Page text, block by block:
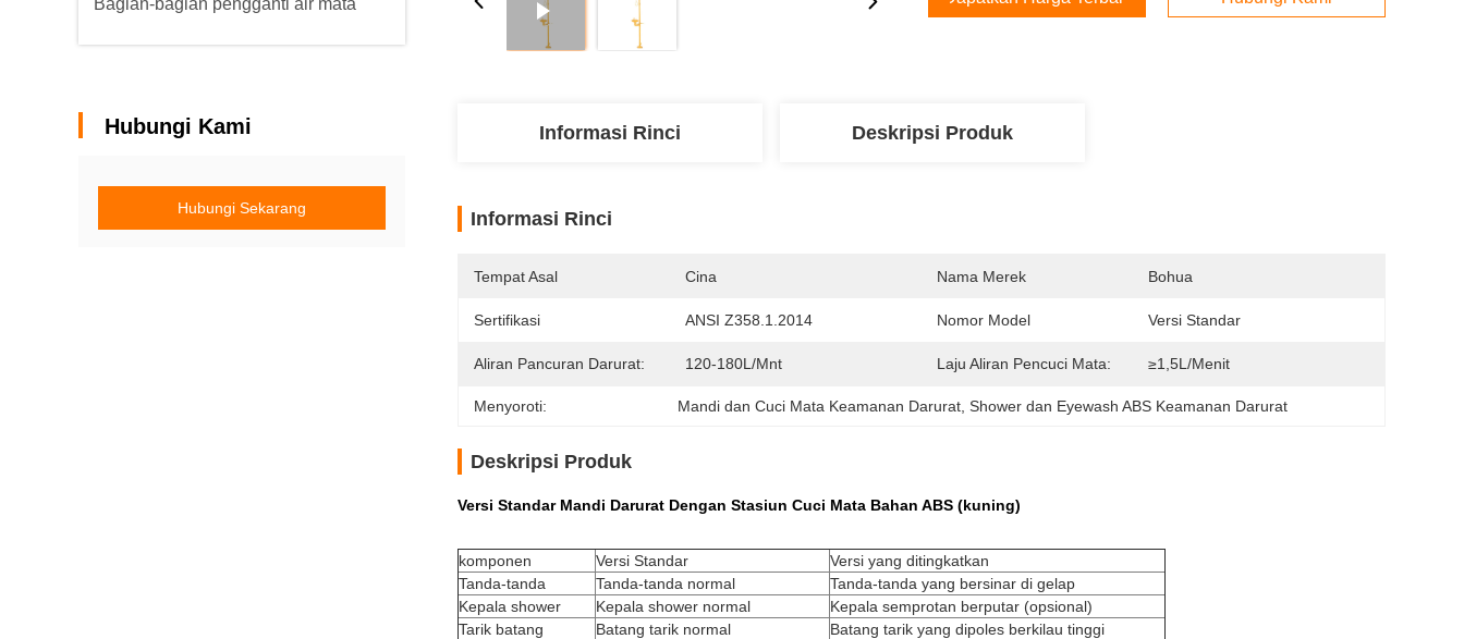
Bagian-bagian pengganti air mata
Hubungi Kami
Hubungi Sekarang
Informasi Rinci Deskripsi Produk
Informasi Rinci
Tempat Asal Cina Nama Merek Bohua
Sertifikasi ANSI Z358.1.2014 Nomor Model Versi Standar
Aliran Pancuran Darurat: 120-180L/mnt Laju Aliran Pencuci Mata: ≥1,5L/menit
Menyoroti: Mandi dan Cuci Mata Keamanan Darurat , Shower dan Eyewash ABS Keamanan Darurat
Deskripsi Produk
Versi Standar Mandi Darurat Dengan Stasiun Cuci Mata Bahan ABS (kuning)
komponen Versi Standar
Versi yang ditingkatkan
Tanda-tanda
Tanda-tanda normal
Tanda-tanda yang bersinar di gelap
Kepala shower
Kepala shower normal
Kepala semprotan berputar (opsional)
Tarik batang
Batang tarik normal
Batang tarik yang dipoles berkilau tinggi